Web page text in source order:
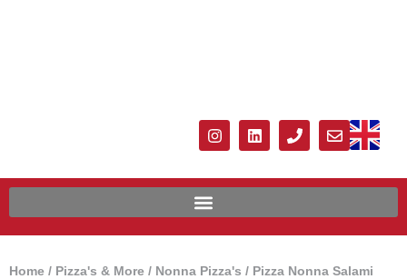
Home / Pizza's & More / Nonna Pizza's / Pizza Nonna Salami